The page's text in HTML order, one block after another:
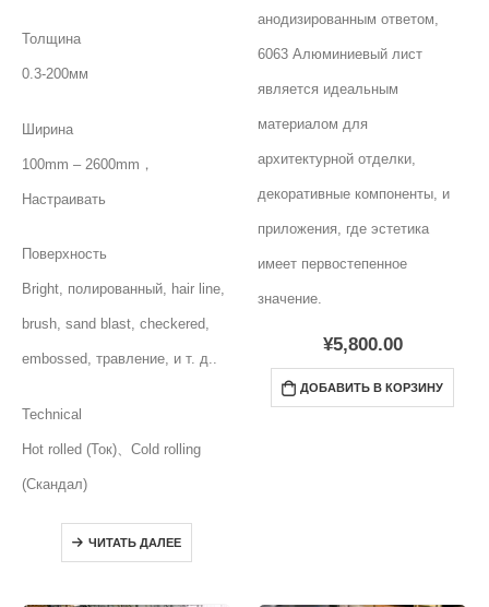
Толщина
0.3-200мм
Ширина
100mm – 2600mm ，
Настраивать
Поверхность
Bright, полированный, hair line,
brush, sand blast, checkered,
embossed, травление, и т. д..
Technical
Hot rolled (Ток)、 Cold rolling
(Скандал)
ЧИТАТЬ ДАЛЕЕ
анодизированным ответом,
6063 Алюминиевый лист
является идеальным
материалом для
архитектурной отделки,
декоративные компоненты, и
приложения, где эстетика
имеет первостепенное
значение.
¥5,800.00
ДОБАВИТЬ В КОРЗИНУ